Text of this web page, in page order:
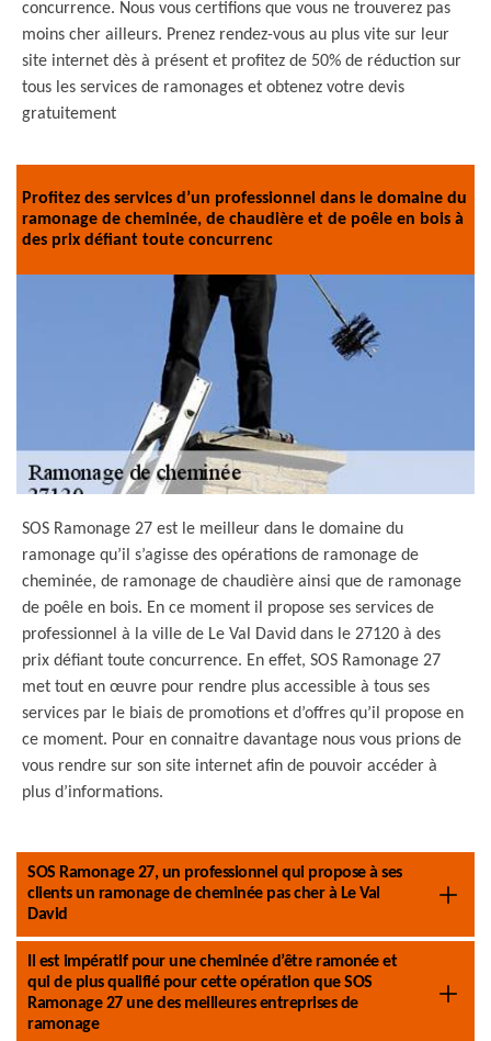
concurrence. Nous vous certifions que vous ne trouverez pas
moins cher ailleurs. Prenez rendez-vous au plus vite sur leur
site internet dès à présent et profitez de 50% de réduction sur
tous les services de ramonages et obtenez votre devis
gratuitement
Profitez des services d’un professionnel dans le domaine du
ramonage de cheminée, de chaudière et de poêle en bois à
des prix défiant toute concurrenc
SOS Ramonage 27 est le meilleur dans le domaine du
ramonage qu’il s’agisse des opérations de ramonage de
cheminée, de ramonage de chaudière ainsi que de ramonage
de poêle en bois. En ce moment il propose ses services de
professionnel à la ville de Le Val David dans le 27120 à des
prix défiant toute concurrence. En effet, SOS Ramonage 27
met tout en œuvre pour rendre plus accessible à tous ses
services par le biais de promotions et d’offres qu’il propose en
ce moment. Pour en connaitre davantage nous vous prions de
vous rendre sur son site internet afin de pouvoir accéder à
plus d’informations.
SOS Ramonage 27, un professionnel qui propose à ses
clients un ramonage de cheminée pas cher à Le Val
David
Il est impératif pour une cheminée d’être ramonée et
qui de plus qualifié pour cette opération que SOS
Ramonage 27 une des meilleures entreprises de
ramonage